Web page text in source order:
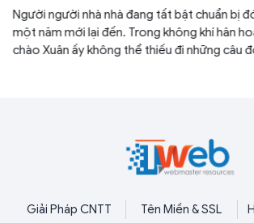
Người người nhà nhà đang tất bật chuẩn bị
một năm mới lại đến. Trong không khí hân
chào Xuân ấy không thể thiếu đi những câu
tài lộc vào đầu năm mới.
Giải Pháp CNTT Tên Miền & SSL